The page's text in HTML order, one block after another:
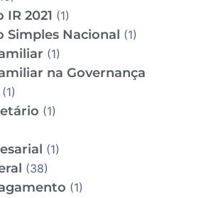
2021 (1)
Simples Nacional (1)
(1)
na Governança
(1)
(1)
(1)
(38)
(1)